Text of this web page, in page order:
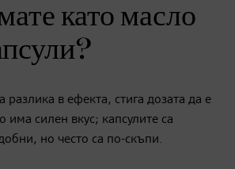
като масло
разлика в ефекта, стига дозата да е
има силен вкус; капсулите са
но често са по-скъпи.